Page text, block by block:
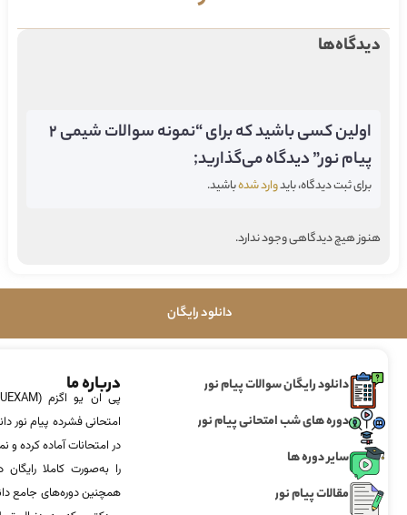
دیدگاه‌ها
اولین کسی باشید که برای “نمونه سوالات شیمی 2
پیام نور” دیدگاه می‌گذارید;
برای ثبت دیدگاه، بایدوارد شدهباشید.
هنوز هیچ دیدگاهی وجود ندارد.
دانلود رایگان
دانلود رایگان سوالات پیام نور
دوره های شب امتحانی پیام نور
سایر دوره ها
مقالات پیام نور
درباره ما
امتحانی فشرده پیام نور
در امتحانات آماده‌ کرده
را به‌صورت کاملا
همچنین دوره‌های جامع